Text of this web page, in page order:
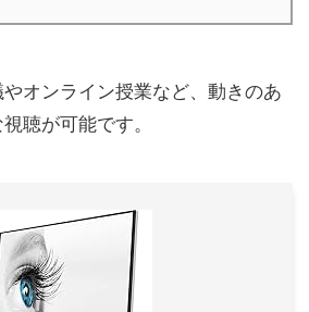
オンライン授業など、動きのあ
聴が可能です。